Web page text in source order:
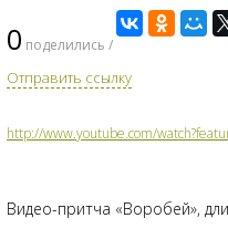
0 поделились /
Отправить ссылку
http://www.youtube.com/
Видео-притча «Воробей»,